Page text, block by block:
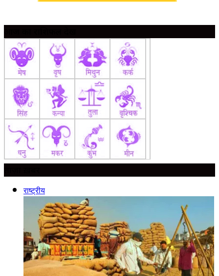
राष्ट्रीय